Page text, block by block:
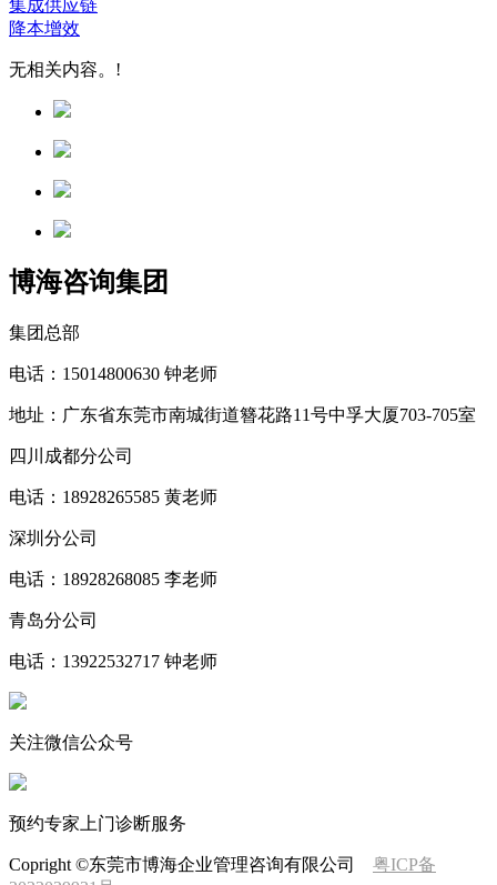
集成供应链
降本增效
无相关内容。!
博海咨询集团
集团总部
电话：15014800630 钟老师
地址：广东省东莞市南城街道簪花路11号中孚大厦703-705室
四川成都分公司
电话：18928265585 黄老师
深圳分公司
电话：18928268085 李老师
青岛分公司
电话：13922532717 钟老师
关注微信公众号
预约专家上门诊断服务
Copright ©东莞市博海企业管理咨询有限公司 粤ICP备